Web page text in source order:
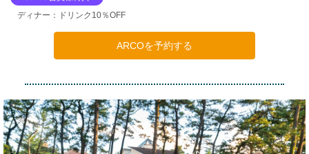
ディナー：ドリンク10％OFF
ARCOを予約する